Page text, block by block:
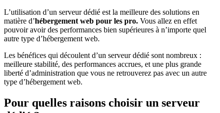
L’utilisation d’un serveur dédié est la meilleure des solutions en
matière d’hébergement web pour les pro. Vous allez en effet
pouvoir avoir des performances bien supérieures à n’importe quel
autre type d’hébergement web.
Les bénéfices qui découlent d’un serveur dédié sont nombreux :
meilleure stabilité, des performances accrues, et une plus grande
liberté d’administration que vous ne retrouverez pas avec un autre
type d’hébergement web.
Pour quelles raisons choisir un serveur